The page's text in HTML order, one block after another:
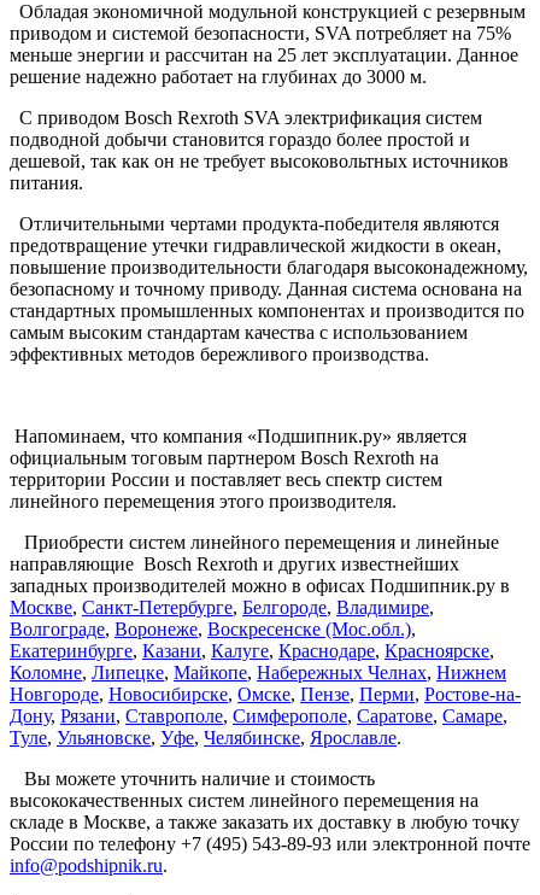
Обладая экономичной модульной конструкцией с резервным
приводом и системой безопасности, SVA потребляет на 75%
меньше энергии и рассчитан на 25 лет эксплуатации. Данное
решение надежно работает на глубинах до 3000 м.
С приводом Bosch Rexroth SVA электрификация систем
подводной добычи становится гораздо более простой и
дешевой, так как он не требует высоковольтных источников
питания.
Отличительными чертами продукта-победителя являются
предотвращение утечки гидравлической жидкости в океан,
повышение производительности благодаря высоконадежному,
безопасному и точному приводу. Данная система основана на
стандартных промышленных компонентах и производится по
самым высоким стандартам качества с использованием
эффективных методов бережливого производства.
Напоминаем, что компания «Подшипник.ру» является
официальным тоговым партнером Bosch Rexroth на
территории России и поставляет весь спектр систем
линейного перемещения этого производителя.
Приобрести систем линейного перемещения и линейные
направляющие Bosch Rexroth и других известнейших
западных производителей можно в офисах Подшипник.ру в
Москве, Санкт-Петербургe, Белгороде, Владимире,
Волгограде, Воронеже, Воскресенске (Мос.обл.),
Екатеринбурге, Казани, Калуге, Краснодаре, Красноярске,
Коломне, Липецке, Майкопе, Набережных Челнах, Нижнем
Новгороде, Новосибирске, Омске, Пензе, Перми, Ростове-на-
Дону, Рязани, Ставрополе, Симферополе, Саратове, Самаре,
Туле, Ульяновске, Уфе, Челябинске, Ярославле.
Вы можете уточнить наличие и стоимость
высококачественных систем линейного перемещения на
складе в Москве, а также заказать их доставку в любую точку
России по телефону +7 (495) 543-89-93 или электронной почте
info@podshipnik.ru.